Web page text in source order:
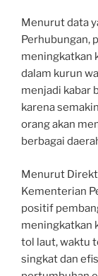
Menurut data
Perhubungan,
meningkatkan
dalam kurun
menjadi kabar
karena
orang akan
berbagai
Menurut
Kementerian
positif
meningkatkan
tol laut, waktu
singkat dan